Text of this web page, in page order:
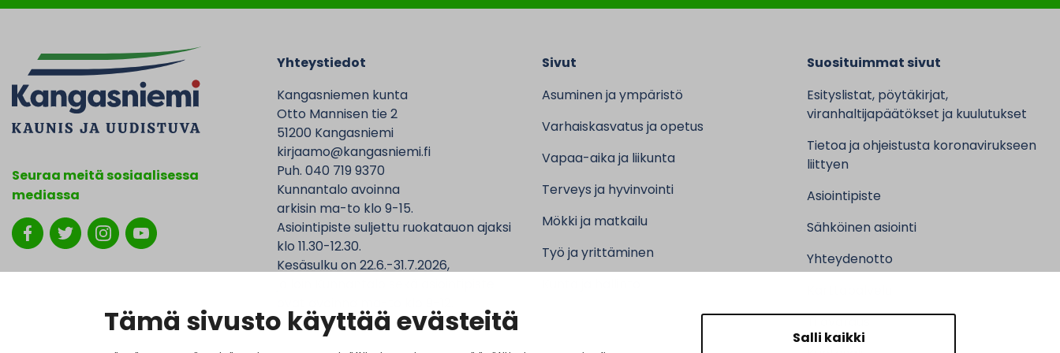
Tämä sivusto käyttää evästeitä Salli kaikki
Seuraa meitä sosiaalisessa
mediassa
Yhteystiedot
Kangasniemen kunta
Otto Mannisen tie 2
51200 Kangasniemi
kirjaamo@kangasniemi.fi
Puh. 040 719 9370
Kunnantalo avoinna
arkisin ma-to klo 9-15.
Asiointipiste suljettu ruokatauon ajaksi
klo 11.30-12.30.
Kesäsulku on 22.6.-31.7.2026,
Sivut
Asuminen ja ympäristö
Varhaiskasvatus ja opetus
Vapaa-aika ja liikunta
Terveys ja hyvinvointi
Mökki ja matkailu
Työ ja yrittäminen
Suosituimmat sivut
Esityslistat, pöytäkirjat,
viranhaltijapäätökset ja kuulutukset
Tietoa ja ohjeistusta koronavirukseen
liittyen
Asiointipiste
Sähköinen asiointi
Yhteydenotto